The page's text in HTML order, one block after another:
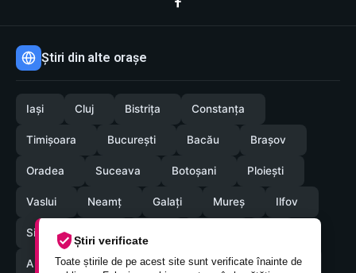
Știri verificate
Toate știrile de pe acest site sunt verificate înainte de
Știri din alte orașe
Iași Cluj Bistrița Constanța
Timișoara București Bacău Brașov
Oradea Suceava Botoșani Ploiești
Vaslui Neamț Galați Mureș Ilfov
Sibiu
Arges Maramures Vrancea Satumare